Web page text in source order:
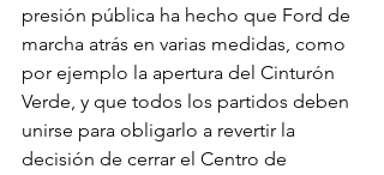
presión pública ha hecho que Ford de
marcha atrás en varias medidas, como
por ejemplo la apertura del Cinturón
Verde, y que todos los partidos deben
unirse para obligarlo a revertir la
decisión de cerrar el Centro de